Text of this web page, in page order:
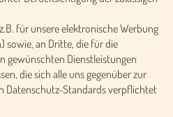
für unsere elektronische Werbung
sowie, an Dritte, die für die
gewünschten Dienstleistungen
die sich alle uns gegenüber zur
Datenschutz-Standards verpflichtet